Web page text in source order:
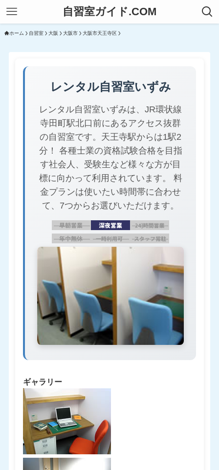
自習室ガイド.COM
ホーム 自習室 大阪 大阪市 大阪市天王寺区
レンタル自習室いずみ
レンタル自習室いずみは、JR環状線
寺田町駅北口前にあるアクセス抜群
の自習室です。天王寺駅からは1駅2
分！ 各種士業の資格試験合格を目指
す社会人、受験生など様々な方が目
標に向かって利用されています。 料
金プランは使いたい時間帯に合わせ
て、7つからお選びいただけます。
ギャラリー